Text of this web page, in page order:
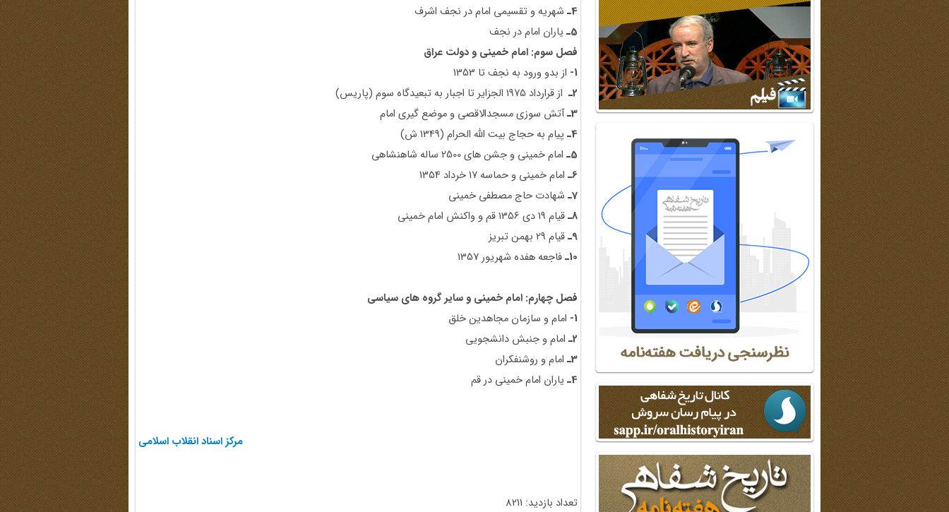
4ـ شهریه و تقسیمی امام در نجف اشرف
5ـ‌ یاران امام در نجف
فصل سوم: امام خمینی و دولت عراق
1- از بدو ورود به نجف تا 1353
2ـ
از قرارداد 1975 الجزایر تا اجبار به تبعیدگاه سوم (پاریس)
3ـ‌ آتش سوزی مسجدالاقصی و موضع گیری امام
4ـ پیام به حجاج بیت الله الحرام (1349 ش)
5ـ امام خمینی و جشن های 2500 ساله شاهنشاهی
6ـ امام خمینی و حماسه 17 خرداد 1354
7ـ شهادت حاج مصطفی خمینی
8ـ قیام 19 دی 1356 قم و واکنش امام خمینی
9ـ قیام 29 بهمن تبریز
10ـ فاجعه هفده شهریور 1357
فصل چهارم: امام خمینی و سایر گروه های سیاسی
1- امام و سازمان مجاهدین خلق
2ـ امام و جنبش دانشجویی
3ـ امام و روشنفکران
4ـ یاران امام خمینی در قم
مرکز اسناد انقلاب اسلامی
تعداد بازدید: 8211